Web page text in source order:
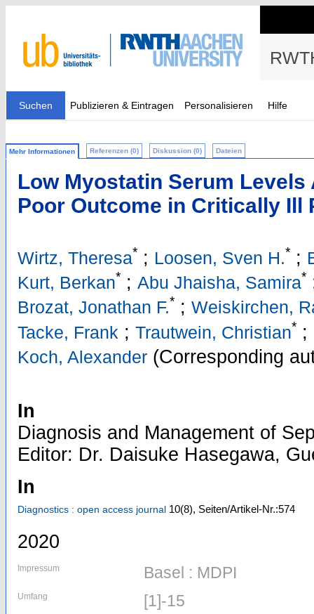
Suchen Publizieren & Eintragen Personalisieren Hilfe
Mehr Informationen Referenzen (0) Diskussion (0) Dateien
Low Myostatin Serum
Poor Outcome in Critically Ill
Wirtz, Theresa* ; Loosen, Sven H.* ;
Kurt, Berkan* ; Abu Jhaisha, Samira*
Brozat, Jonathan F.* ; Weiskirchen,
Tacke, Frank ; Trautwein, Christian* ;
Koch, Alexander (Corresponding
In
Diagnosis and Management of
Editor: Dr. Daisuke Hasegawa,
In
Diagnostics : open access journal 10(8), Seiten/Artikel-Nr.:574
2020
Impressum Basel : MDPI
Umfang [1]-15